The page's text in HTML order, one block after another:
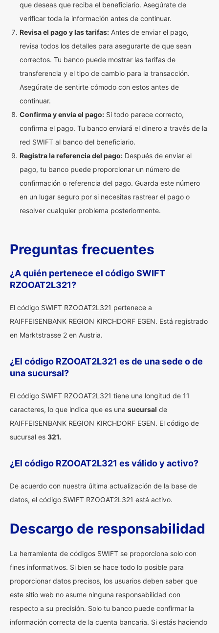
que deseas que reciba el beneficiario. Asegúrate de
verificar toda la información antes de continuar.
Revisa el pago y las tarifas: Antes de enviar el pago,
revisa todos los detalles para asegurarte de que sean
correctos. Tu banco puede mostrar las tarifas de
transferencia y el tipo de cambio para la transacción.
Asegúrate de sentirte cómodo con estos antes de
continuar.
Confirma y envía el pago: Si todo parece correcto,
confirma el pago. Tu banco enviará el dinero a través de la
red SWIFT al banco del beneficiario.
Registra la referencia del pago: Después de enviar el
pago, tu banco puede proporcionar un número de
confirmación o referencia del pago. Guarda este número
en un lugar seguro por si necesitas rastrear el pago o
resolver cualquier problema posteriormente.
Preguntas frecuentes
¿A quién pertenece el código SWIFT
RZOOAT2L321?
El código SWIFT RZOOAT2L321 pertenece a
RAIFFEISENBANK REGION KIRCHDORF EGEN. Está registrado
en Marktstrasse 2 en Austria.
¿El código RZOOAT2L321 es de una sede o de
una sucursal?
El código SWIFT RZOOAT2L321 tiene una longitud de 11
caracteres, lo que indica que es una sucursal de
RAIFFEISENBANK REGION KIRCHDORF EGEN. El código de
sucursal es 321.
¿El código RZOOAT2L321 es válido y activo?
De acuerdo con nuestra última actualización de la base de
datos, el código SWIFT RZOOAT2L321 está activo.
Descargo de responsabilidad
La herramienta de códigos SWIFT se proporciona solo con
fines informativos. Si bien se hace todo lo posible para
proporcionar datos precisos, los usuarios deben saber que
este sitio web no asume ninguna responsabilidad con
respecto a su precisión. Solo tu banco puede confirmar la
información correcta de la cuenta bancaria. Si estás haciendo